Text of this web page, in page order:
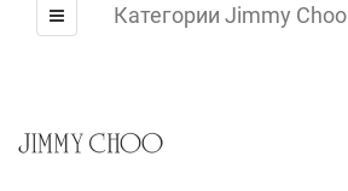
Категории Jimmy Choo